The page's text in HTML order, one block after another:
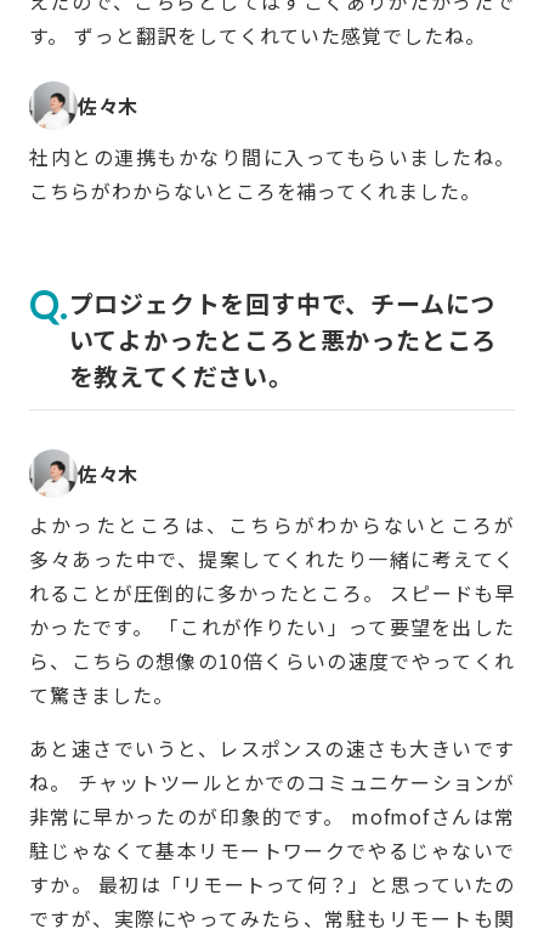
す。 ずっと翻訳をしてくれていた感覚でしたね。
佐々木
社内との連携もかなり間に入ってもらいましたね。
こちらがわからないところを補ってくれました。
プロジェクトを回す中で、チームにつ
いてよかったところと悪かったところ
を教えてください。
佐々木
よかったところは、こちらがわからないところが
多々あった中で、提案してくれたり一緒に考えてく
れることが圧倒的に多かったところ。 スピードも早
かったです。 「これが作りたい」って要望を出した
ら、こちらの想像の10倍くらいの速度でやってくれ
て驚きました。
あと速さでいうと、レスポンスの速さも大きいです
ね。 チャットツールとかでのコミュニケーションが
非常に早かったのが印象的です。 mofmofさんは常
駐じゃなくて基本リモートワークでやるじゃないで
すか。 最初は「リモートって何？」と思っていたの
ですが、実際にやってみたら、常駐もリモートも関